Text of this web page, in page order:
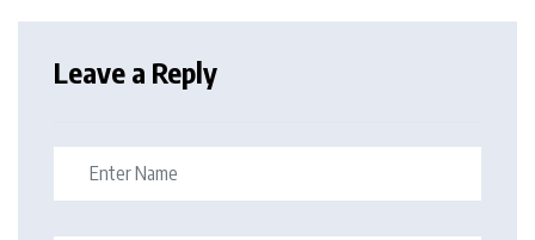
Leave a Reply